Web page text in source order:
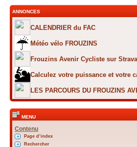
ANNONCES
CALENDRIER du FAC
Météo vélo FROUZINS
Frouzins Avenir Cycliste sur Strava
Calculez votre puissance et votre
LES PARCOURS DU FROUZINS
MENU
Contenu
Page d’index
Rechercher